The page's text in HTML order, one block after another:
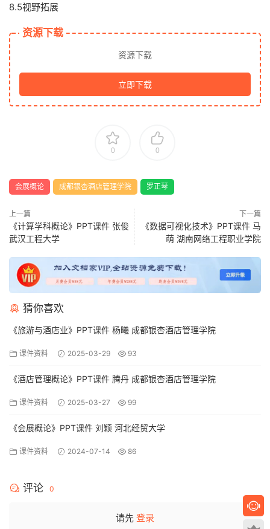
8.5视野拓展
资源下载
资源下载
立即下载
0 0
会展概论 成都银杏酒店管理学院 罗正琴
上一篇
《计算学科概论》PPT课件 张俊
武汉工程大学
下一篇
《数据可视化技术》PPT课件 马
萌 湖南网络工程职业学院
猜你喜欢
《旅游与酒店业》PPT课件 杨曦 成都银杏酒店管理学院
课件资料 2025-03-29 93
《酒店管理概论》PPT课件 腾丹 成都银杏酒店管理学院
课件资料 2025-03-27 99
《会展概论》PPT课件 刘颖 河北经贸大学
课件资料 2024-07-14 86
评论 0
请先 登录